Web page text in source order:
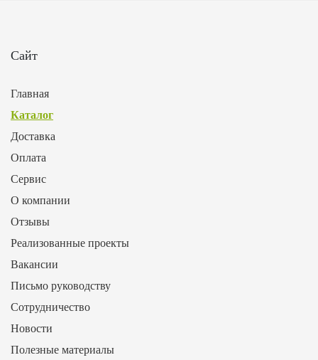
Сайт
Главная
Каталог
Доставка
Оплата
Сервис
О компании
Отзывы
Реализованные проекты
Вакансии
Письмо руководству
Сотрудничество
Новости
Полезные материалы